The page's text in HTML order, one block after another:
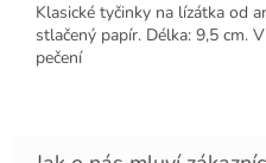
Klasické tyčinky na lízátka od
stlačený papír. Délka: 9,5 cm.
pečení